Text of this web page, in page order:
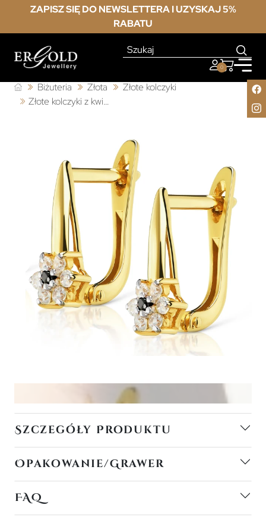
ZAPISZ SIĘ DO NEWSLETTERA I UZYSKAJ 5%
RABATU
0
Biżuteria Złota
Złote kolczyki
Złote kolczyki z kwiatami czarna cyrkonia 585
Szczegóły Produktu
Opakowanie/Grawer
FAQ